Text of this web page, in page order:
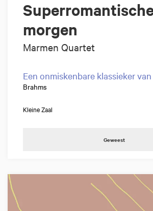
morgen
Marmen Quartet
Een onmiskenbare klassieker
Brahms
Kleine Zaal
Geweest